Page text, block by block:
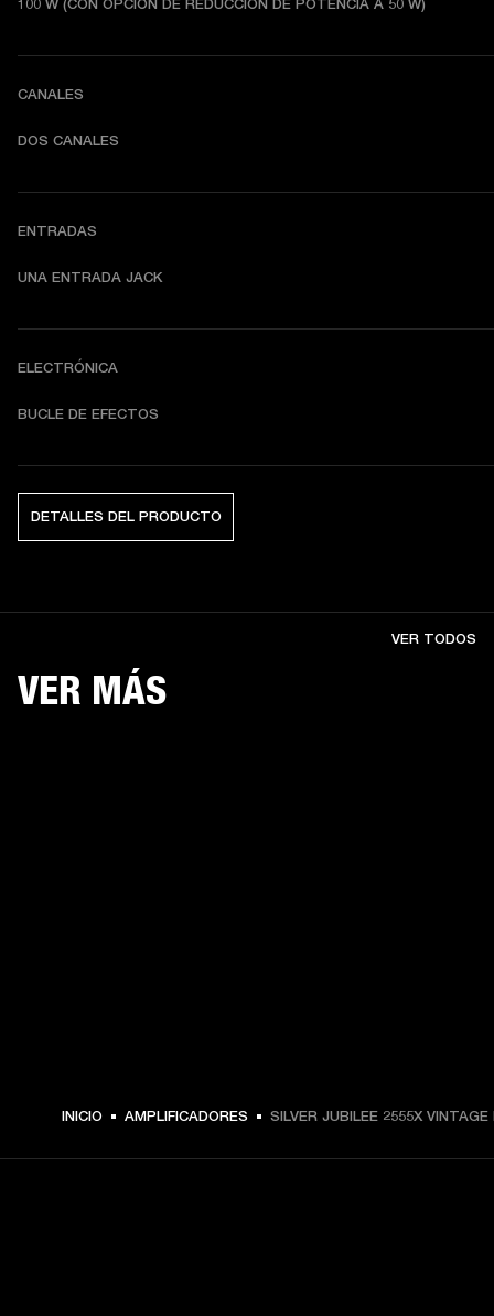
100 W (CON OPCIÓN DE REDUCCIÓN DE POTENCIA A 50 W)
CANALES
DOS CANALES
ENTRADAS
UNA ENTRADA JACK
ELECTRÓNICA
BUCLE DE EFECTOS
DETALLES DEL PRODUCTO
VER MÁS
VER TODOS
INICIO AMPLIFICADORES SILVER JUBILEE 2555X VINTAGE